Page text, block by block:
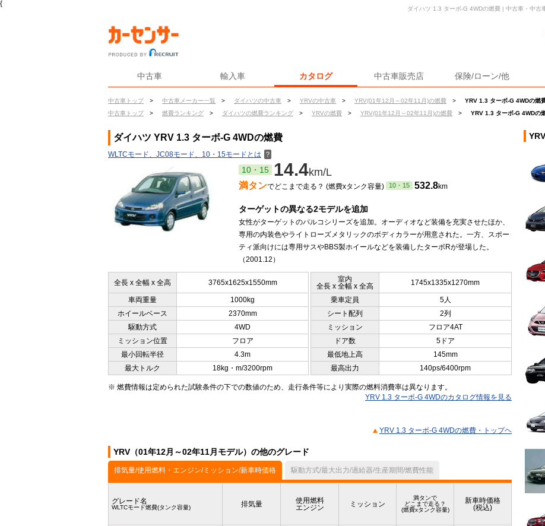
{
中古車 輸入車 カタログ 中古車販売店 保険/ローン/他
中古車トップ > 中古車メーカー一覧 > ダイハツの中古車 > YRVの中古車 > YRV(01年12月～02年11月)の燃費 >
YRV 1.3 ターボ-G 4WDの燃
中古車トップ
> 燃費ランキング > ダイハツの燃費ランキング > YRVの燃費 > YRV(01年12月～02年11月)の燃費 > YRV 1.3 ターボ-G 4WDの
ダイハツ 1.3 ターボ-G 4WDの燃費 | 中古車・中古
ダイハツ YRV 1.3 ターボ-G 4WDの燃費
WLTCモード、JC08モード、10・15モードとは ？
10・15 14.4km/L
満タンでどこまで走る？ (燃費xタンク容量) 10・15 532.8km
ターゲットの異なる2モデルを追加
女性がターゲットのパルコシリーズを追加。オーディオなど装備を充実させたほか、
専用の内装色やライトローズメタリックのボディカラーが用意された。一方、スポー
ティ派向けには専用サスやBBS製ホイールなどを装備したターボRが登場した。
（2001.12）
全長 x 全幅 x 全高 3765x1625x1550mm
室内
全長 x 全幅 x 全高
1745x1335x1270mm
車両重量 1000kg 乗車定員
5人
ホイールベース
2370mm シート配列
2列
駆動方式
4WD ミッション
フロア4AT
ミッション位置
フロア ドア数
5ドア
最小回転半径
4.3m 最低地上高
145mm
最大トルク
18kg・m/3200rpm 最高出力 140ps/6400rpm
※ 燃費情報は定められた試験条件の下での数値のため、走行条件等により実際の燃料消費率は異なります。
YRV 1.3 ターボ-G 4WDのカタログ情報を見る
YRV 1.3 ターボ-G 4WDの燃費・トップヘ
YRV（01年12月～02年11月モデル）の他のグレード
排気量/使用燃料・エンジン/ミッション/新車時価格 駆動方式/最大出力/過給器/生産期間/燃費性能
グレード名
WLTCモード燃費(タンク容量) 排気量
使用燃料
エンジン
ミッション
満タンで
どこまで走る？
(燃費xタンク容量)
新車時価格
(税込)